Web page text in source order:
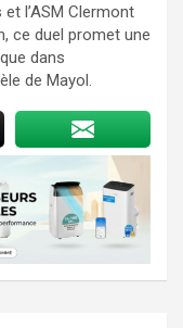
l’ASM Clermont
ce duel promet une
dans
de Mayol.